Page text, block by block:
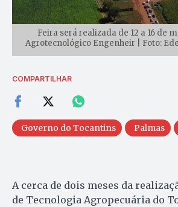
Feira será realizada de 12 a 16 de
Agrotecnológico Engenheir | Foto:
COMPARTILHAR
Governo do Tocantins Palmas
A cerca de dois meses da
de Tecnologia Agropecuária do